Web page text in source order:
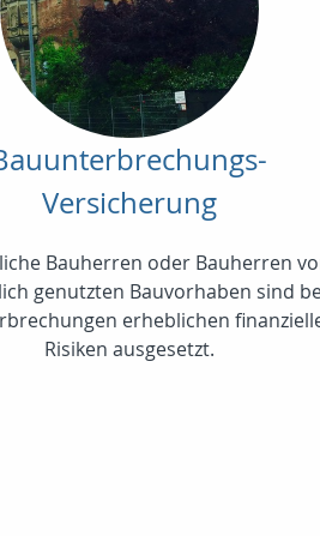
Versicherung
Bauherren oder Bauherren
genutzten Bauvorhaben sind
erheblichen
Risiken ausgesetzt.